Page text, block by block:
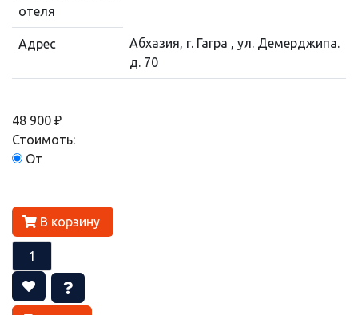
отеля
Адрес
Абхазия, г. Гагра , ул. Демерджипа.
д. 70
48 900 ₽
Стоимоть:
От
В корзину